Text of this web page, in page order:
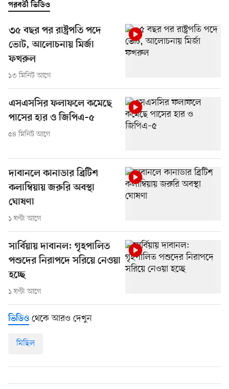
পরবর্তী ভিডিও
৩৫ বছর পর রাষ্ট্রপতি পদে
ভোট, আলোচনায় মির্জা
ফখরুল
১৩ মিনিট আগে
এসএসসির ফলাফলে কমেছে
পাসের হার ও জিপিএ–৫
৫৪ মিনিট আগে
দাবানলে কানাডার ব্রিটিশ
কলাম্বিয়ায় জরুরি অবস্থা
ঘোষণা
১ ঘণ্টা আগে
সার্বিয়ায় দাবানল: গৃহপালিত
পশুদের নিরাপদে সরিয়ে নেওয়া
হচ্ছে
১ ঘণ্টা আগে
ভিডিও থেকে আরও দেখুন
মিছিল